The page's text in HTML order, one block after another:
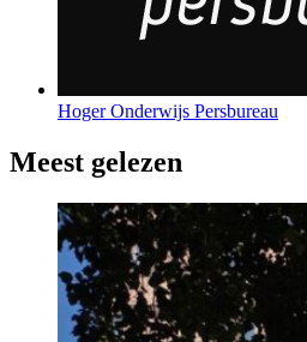
Hoger Onderwijs Persbureau
Meest gelezen